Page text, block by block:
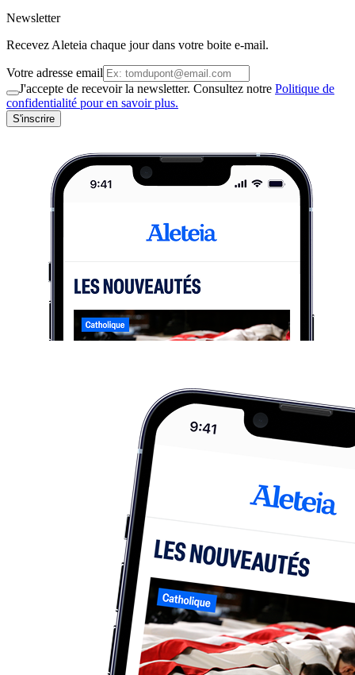
Newsletter
Recevez Aleteia chaque jour dans votre boite e-mail.
Votre adresse email
J'accepte de recevoir la newsletter. Consultez notre Politique de
confidentialité pour en savoir plus.
S'inscrire